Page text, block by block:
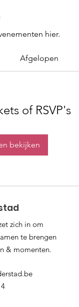
hier.
Afgelopen
of RSVP's
bekijken
zich in om
te brengen
& momenten.